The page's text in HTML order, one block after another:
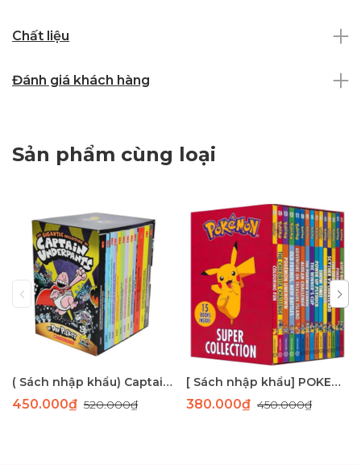
Chất liệu
Đánh giá khách hàng
Sản phẩm cùng loại
( Sách nhập khẩu) Captain Underpants 12 cuốn- bản màu
450.000₫ 520.000₫
[ Sách nhập khẩu] POKEMON boxset 15 cuốn
380.000₫ 450.000₫